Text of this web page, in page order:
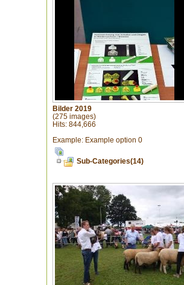
Bilder 2019
(275 images)
Hits: 844,666
Example: Example option 0
Sub-Categories(14)